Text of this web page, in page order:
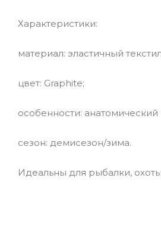
Характеристики:
материал: эластичный
цвет: Graphite;
особенности:
сезон: демисезон/зима.
Идеальны для рыбалки,